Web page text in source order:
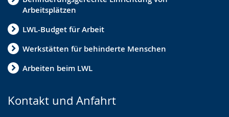
Arbeitsplätzen
LWL-Budget für Arbeit
Werkstätten für behinderte Menschen
Arbeiten beim LWL
Kontakt und Anfahrt